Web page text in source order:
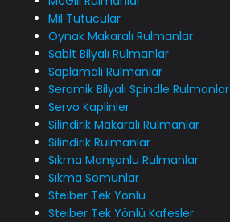
Mil Tutucular
Oynak Makaralı Rulmanlar
Sabit Bilyalı Rulmanlar
Saplamalı Rulmanlar
Seramik Bilyalı Spindle Rulmanlar
Servo Kaplinler
Silindirik Makaralı Rulmanlar
Silindirik Rulmanlar
Sıkma Manşonlu Rulmanlar
Sıkma Somunlar
Steiber Tek Yönlü
Steiber Tek Yönlü Kafesler